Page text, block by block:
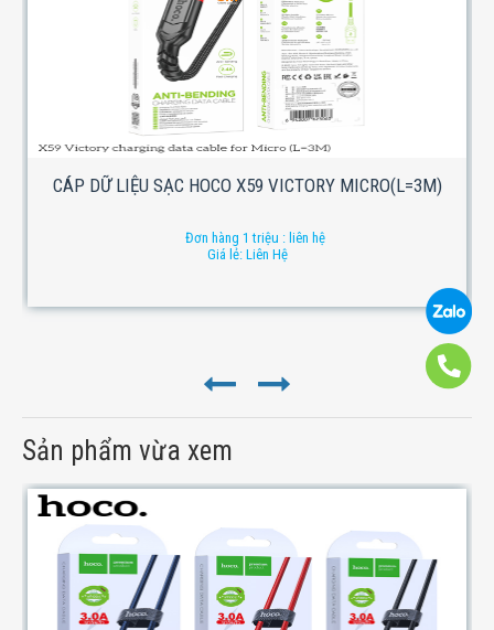
CÁP DỮ LIỆU SẠC HOCO X59 VICTORY MICRO(L=3M)
Đơn hàng 1 triệu : liên hệ
Giá lẻ: Liên Hệ
Sản phẩm vừa xem